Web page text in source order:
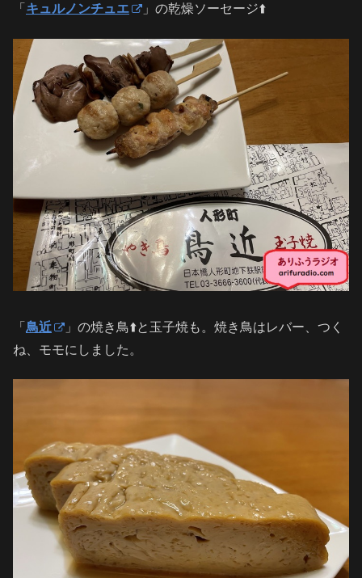
「 キュルノンチュエ 」の乾燥ソーセージ⬆️
「 鳥近
」の焼き鳥⬆️と玉子焼も。焼き鳥はレバー、つく
ね、モモにしました。